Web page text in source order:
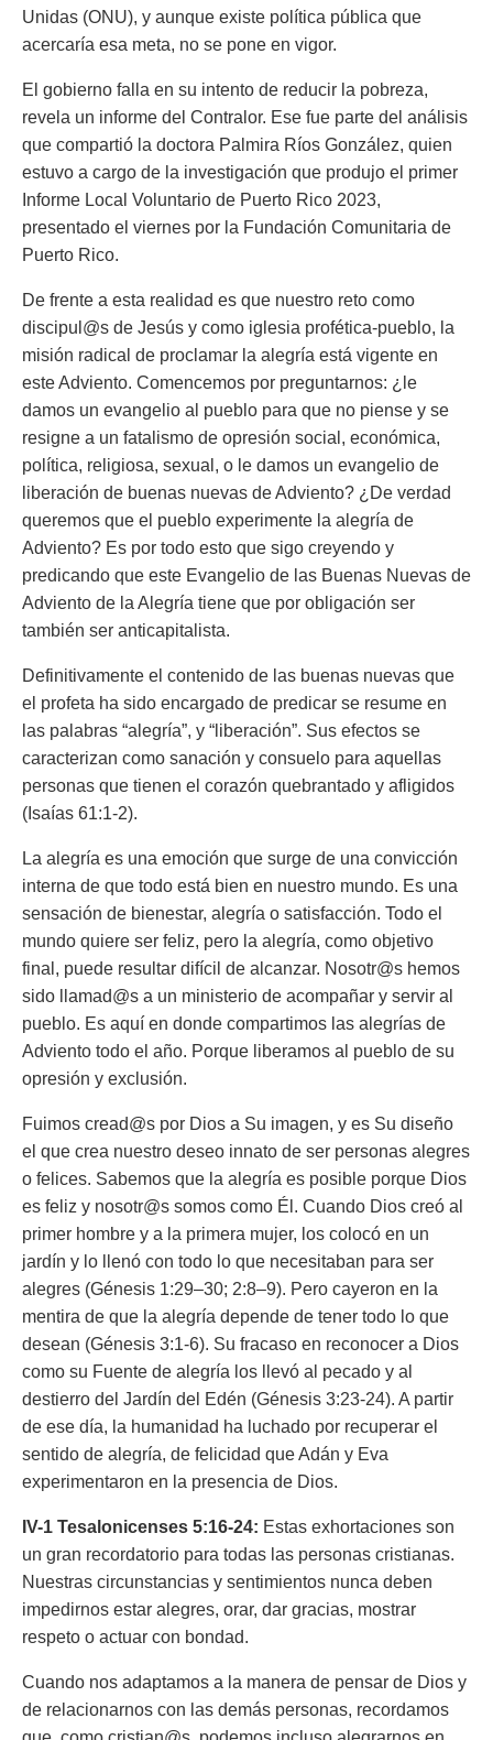
Unidas (ONU), y aunque existe política pública que
acercaría esa meta, no se pone en vigor.
El gobierno falla en su intento de reducir la pobreza,
revela un informe del Contralor. Ese fue parte del análisis
que compartió la doctora Palmira Ríos González, quien
estuvo a cargo de la investigación que produjo el primer
Informe Local Voluntario de Puerto Rico 2023,
presentado el viernes por la Fundación Comunitaria de
Puerto Rico.
De frente a esta realidad es que nuestro reto como
discipul@s de Jesús y como iglesia profética-pueblo, la
misión radical de proclamar la alegría está vigente en
este Adviento. Comencemos por preguntarnos: ¿le
damos un evangelio al pueblo para que no piense y se
resigne a un fatalismo de opresión social, económica,
política, religiosa, sexual, o le damos un evangelio de
liberación de buenas nuevas de Adviento? ¿De verdad
queremos que el pueblo experimente la alegría de
Adviento? Es por todo esto que sigo creyendo y
predicando que este Evangelio de las Buenas Nuevas de
Adviento de la Alegría tiene que por obligación ser
también ser anticapitalista.
Definitivamente el contenido de las buenas nuevas que
el profeta ha sido encargado de predicar se resume en
las palabras “alegría”, y “liberación”. Sus efectos se
caracterizan como sanación y consuelo para aquellas
personas que tienen el corazón quebrantado y afligidos
(Isaías 61:1-2).
La alegría es una emoción que surge de una convicción
interna de que todo está bien en nuestro mundo. Es una
sensación de bienestar, alegría o satisfacción. Todo el
mundo quiere ser feliz, pero la alegría, como objetivo
final, puede resultar difícil de alcanzar. Nosotr@s hemos
sido llamad@s a un ministerio de acompañar y servir al
pueblo. Es aquí en donde compartimos las alegrías de
Adviento todo el año. Porque liberamos al pueblo de su
opresión y exclusión.
Fuimos cread@s por Dios a Su imagen, y es Su diseño
el que crea nuestro deseo innato de ser personas alegres
o felices. Sabemos que la alegría es posible porque Dios
es feliz y nosotr@s somos como Él. Cuando Dios creó al
primer hombre y a la primera mujer, los colocó en un
jardín y lo llenó con todo lo que necesitaban para ser
alegres (Génesis 1:29–30; 2:8–9). Pero cayeron en la
mentira de que la alegría depende de tener todo lo que
desean (Génesis 3:1-6). Su fracaso en reconocer a Dios
como su Fuente de alegría los llevó al pecado y al
destierro del Jardín del Edén (Génesis 3:23-24). A partir
de ese día, la humanidad ha luchado por recuperar el
sentido de alegría, de felicidad que Adán y Eva
experimentaron en la presencia de Dios.
IV-1 Tesalonicenses 5:16-24: Estas exhortaciones son
un gran recordatorio para todas las personas cristianas.
Nuestras circunstancias y sentimientos nunca deben
impedirnos estar alegres, orar, dar gracias, mostrar
respeto o actuar con bondad.
Cuando nos adaptamos a la manera de pensar de Dios y
de relacionarnos con las demás personas, recordamos